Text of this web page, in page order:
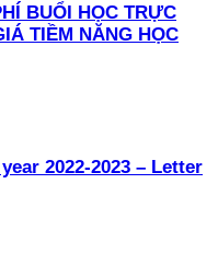
BUỔI HỌC TRỰC
TIỀM NĂNG HỌC
2022-2023 – Letter